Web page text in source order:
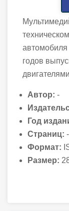
годов
Автор: -
Год
Страниц: -
Формат:
Размер: